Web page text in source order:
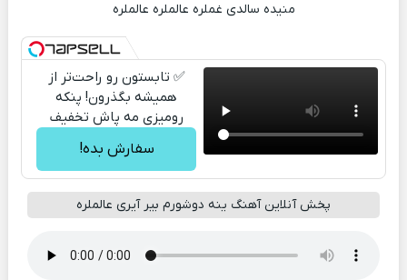
منیده سالدی غملره عالملره عالملره
✅ تابستون رو راحت‌تر از
همیشه بگذرون! پنکه
رومیزی مه پاش تخفیف
سفارش بده!
پخش آنلاین آهنگ ینه دوشورم بیر آیری عالملره